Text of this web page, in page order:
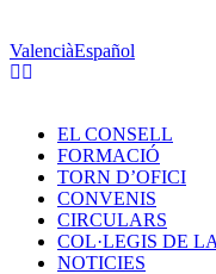
ValenciàEspañol
EL CONSELL
FORMACIÓ
TORN D’OFICI
CONVENIS
CIRCULARS
COL·LEGIS DE
NOTICIES